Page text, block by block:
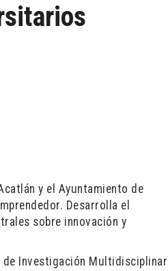
y el Ayuntamiento de
Desarrolla el
sobre innovación y
de Investigación